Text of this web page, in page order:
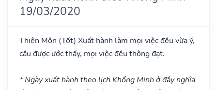
19/03/2020
Thiên Môn (Tốt) Xuất hành làm mọi việc đều vừa ý,
cầu được ước thấy, mọi việc đều thông đạt.
* Ngày xuất hành theo lịch Khổng Minh ở đây nghĩa